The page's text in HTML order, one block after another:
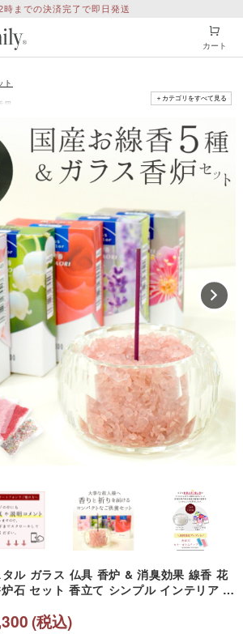
料弊社負担（沖縄県・離島は9,800円以上）
カート
ト
皿
線香（長さ7.5cm以下）
＋カテゴリをすべて見る
ル ガラス 仏具 香炉 & 消臭効果 線香 花
石 セット 香立て シンプル インテリア 線
仏壇(税込)